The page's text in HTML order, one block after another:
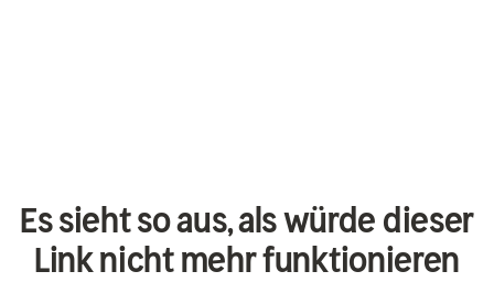
Es sieht so aus, als würde dieser
Link nicht mehr funktionieren